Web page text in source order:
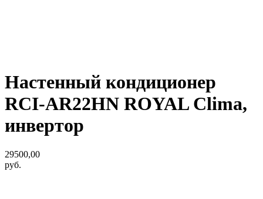
Настенный кондиционер
RCI-AR22HN ROYAL Clima,
инвертор
29500,00
руб.